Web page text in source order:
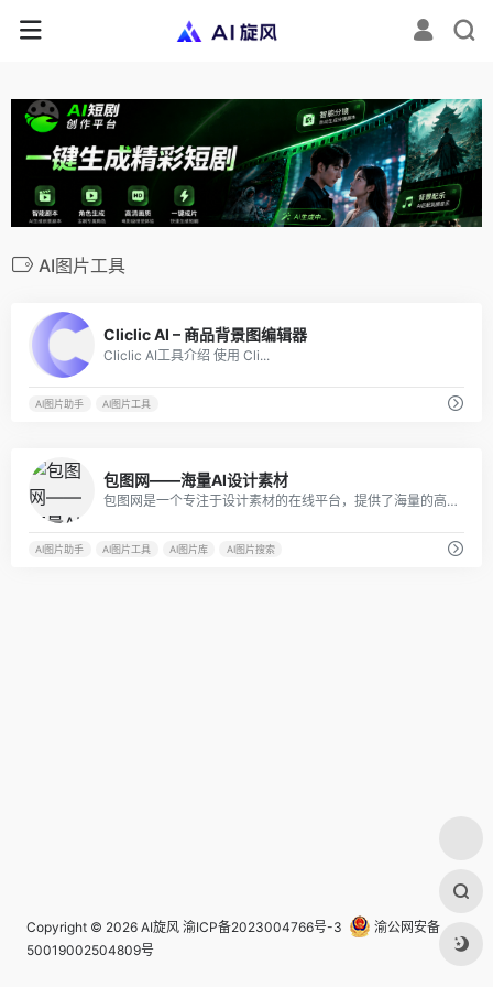
AI图片工具
Cliclic AI – 商品背景图编辑器
Cliclic AI工具介绍 使用 Cli...
AI图片助手 AI图片工具
包图网——海量AI设计素材
包图网是一个专注于设计素材的在线平台，提供了海量的高质量设计素材，包括图片、视频、音频、字体等。该网站的特色在于其强大的AI设计素材功能，能够根据用户的需求智能推荐合适的设计素材，并提供多种设计风格和主题供用户选择。
AI图片助手 AI图片工具 AI图片库 AI图片搜索
Copyright © 2026 AI旋风 渝ICP备2023004766号-3
渝公网安备
50019002504809号